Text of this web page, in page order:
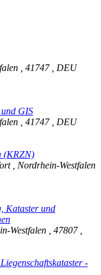
41747
DEU
GIS
41747
DEU
(KRZN)
Nordrhein-Westfalen
Kataster und
Westfalen 47807
-